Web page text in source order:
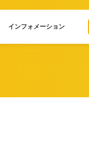
インフォメーション